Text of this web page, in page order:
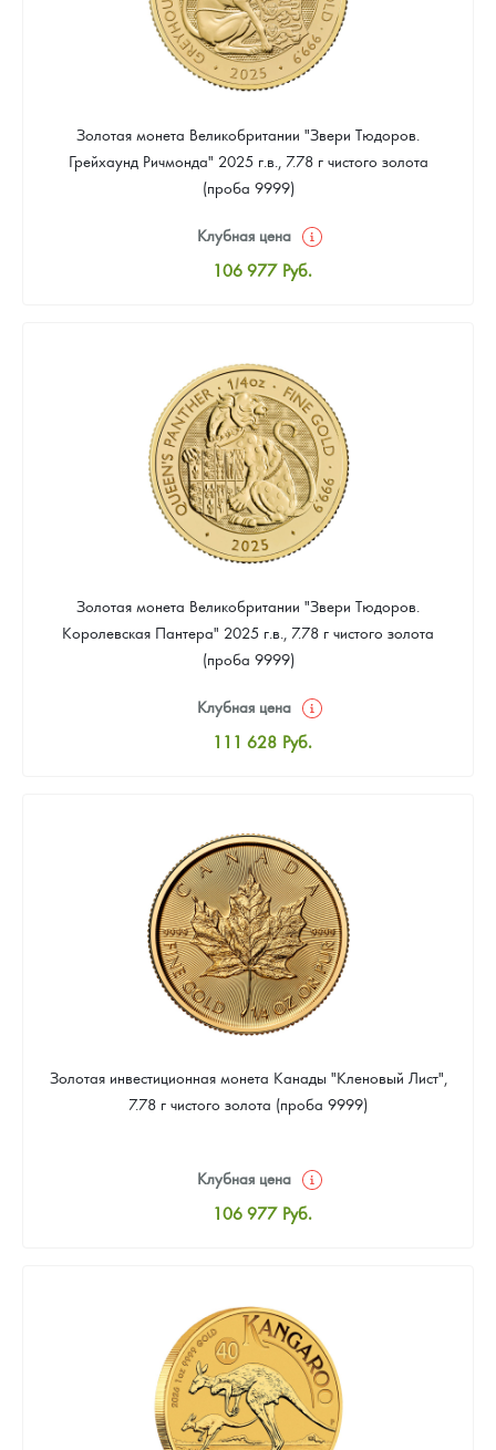
Золотая монета Великобритании "Звери Тюдоров.
Грейхаунд Ричмонда" 2025 г.в., 7.78 г чистого золота
(проба 9999)
Клубная цена
106 977 Руб.
Цена выкупа
Звоните
Золотая монета Великобритании "Звери Тюдоров.
Королевская Пантера" 2025 г.в., 7.78 г чистого золота
(проба 9999)
Клубная цена
111 628 Руб.
Цена выкупа
Звоните
Золотая инвестиционная монета Канады "Кленовый Лист",
7.78 г чистого золота (проба 9999)
Клубная цена
106 977 Руб.
Цена выкупа
95 814 Руб.